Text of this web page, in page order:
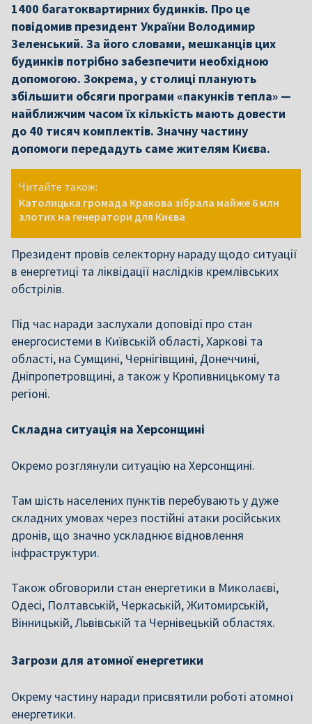
1400 багатоквартирних будинків. Про це
повідомив президент України Володимир
Зеленський. За його словами, мешканців цих
будинків потрібно забезпечити необхідною
допомогою. Зокрема, у столиці планують
збільшити обсяги програми «пакунків тепла» —
найближчим часом їх кількість мають довести
до 40 тисяч комплектів. Значну частину
допомоги передадуть саме жителям Києва.
Читайте також:
Католицька громада Кракова зібрала майже 6 млн
злотих на генератори для Києва
Президент провів селекторну нараду щодо ситуації
в енергетиці та ліквідації наслідків кремлівських
обстрілів.
Під час наради заслухали доповіді про стан
енергосистеми в Київській області, Харкові та
області, на Сумщині, Чернігівщині, Донеччині,
Дніпропетровщині, а також у Кропивницькому та
регіоні.
Складна ситуація на Херсонщині
Окремо розглянули ситуацію на Херсонщині.
Там шість населених пунктів перебувають у дуже
складних умовах через постійні атаки російських
дронів, що значно ускладнює відновлення
інфраструктури.
Також обговорили стан енергетики в Миколаєві,
Одесі, Полтавській, Черкаській, Житомирській,
Вінницькій, Львівській та Чернівецькій областях.
Загрози для атомної енергетики
Окрему частину наради присвятили роботі атомної
енергетики.